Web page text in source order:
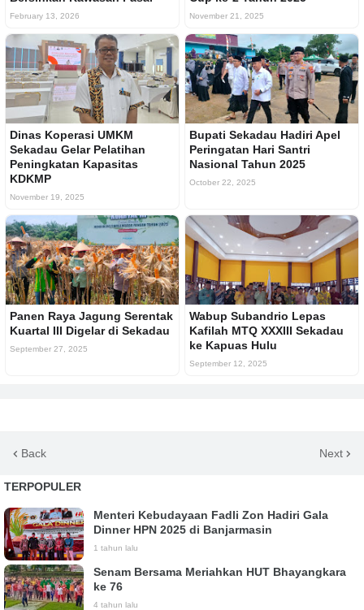
February 13, 2026 November 21, 2025
Dinas Koperasi UMKM
Sekadau Gelar Pelatihan
Peningkatan Kapasitas
KDKMP
November 19, 2025
Bupati Sekadau Hadiri Apel
Peringatan Hari Santri
Nasional Tahun 2025
October 22, 2025
Panen Raya Jagung Serentak
Kuartal III Digelar di Sekadau
September 27, 2025
Wabup Subandrio Lepas
Kafilah MTQ XXXIII Sekadau
ke Kapuas Hulu
September 12, 2025
Back Next
TERPOPULER
Menteri Kebudayaan Fadli Zon Hadiri Gala
Dinner HPN 2025 di Banjarmasin
1 tahun lalu
Senam Bersama Meriahkan HUT Bhayangkara
ke 76
4 tahun lalu